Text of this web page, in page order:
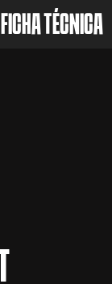
FICHA TÉCNICA